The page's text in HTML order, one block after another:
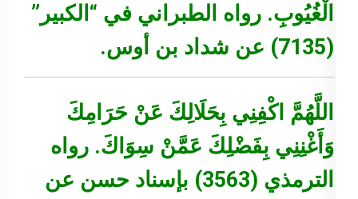
الْغُيُوبِ. رواه الطبراني في “الكبير”
(7135) عن شداد بن أوس.
اللَّهُمَّ اكْفِنِي بِحَلَالِكَ عَنْ حَرَامِكَ
وَأَغْنِنِي بِفَضْلِكَ عَمَّنْ سِوَاكَ. رواه
الترمذي (3563) بإسناد حسن عن